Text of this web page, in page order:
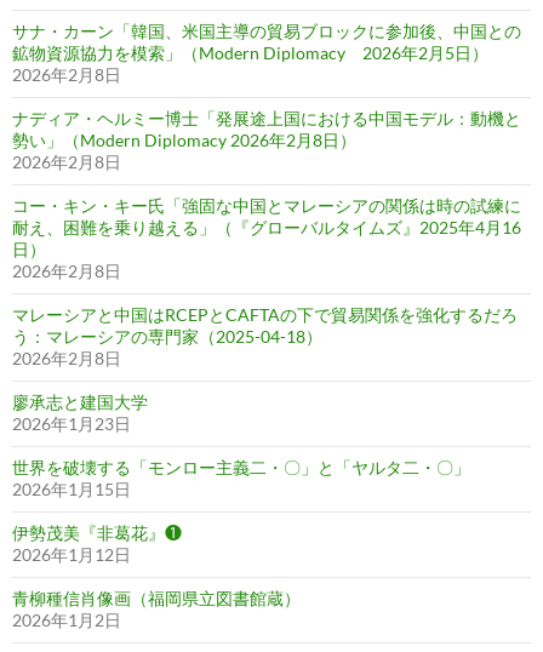
サナ・カーン「韓国、米国主導の貿易ブロックに参加後、中国との
鉱物資源協力を模索」（Modern Diplomacy 2026年2月5日）
2026年2月8日
ナディア・ヘルミー博士「発展途上国における中国モデル：動機と
勢い」（Modern Diplomacy 2026年2月8日）
2026年2月8日
コー・キン・キー氏「強固な中国とマレーシアの関係は時の試練に
耐え、困難を乗り越える」（『グローバルタイムズ』2025年4月16
日）
2026年2月8日
マレーシアと中国はRCEPとCAFTAの下で貿易関係を強化するだろ
う：マレーシアの専門家（2025-04-18）
2026年2月8日
廖承志と建国大学
2026年1月23日
世界を破壊する「モンロー主義二・〇」と「ヤルタ二・〇」
2026年1月15日
伊勢茂美『非葛花』❶
2026年1月12日
青柳種信肖像画（福岡県立図書館蔵）
2026年1月2日